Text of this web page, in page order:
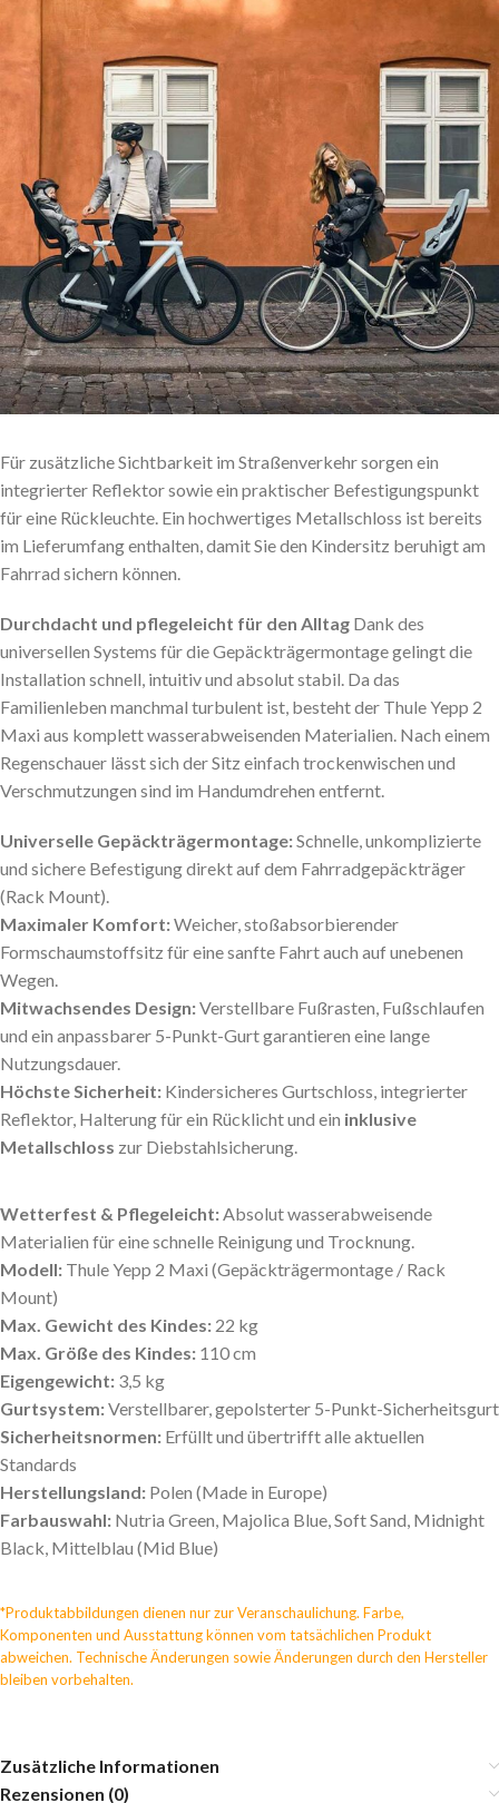
Für zusätzliche Sichtbarkeit im Straßenverkehr sorgen ein
integrierter Reflektor sowie ein praktischer Befestigungspunkt
für eine Rückleuchte. Ein hochwertiges Metallschloss ist bereits
im Lieferumfang enthalten, damit Sie den Kindersitz beruhigt am
Fahrrad sichern können.
Durchdacht und pflegeleicht für den Alltag Dank des
universellen Systems für die Gepäckträgermontage gelingt die
Installation schnell, intuitiv und absolut stabil. Da das
Familienleben manchmal turbulent ist, besteht der Thule Yepp 2
Maxi aus komplett wasserabweisenden Materialien. Nach einem
Regenschauer lässt sich der Sitz einfach trockenwischen und
Verschmutzungen sind im Handumdrehen entfernt.
Universelle Gepäckträgermontage:Schnelle, unkomplizierte
und sichere Befestigung direkt auf dem Fahrradgepäckträger
(Rack Mount).
Maximaler Komfort:Weicher, stoßabsorbierender
Formschaumstoffsitz für eine sanfte Fahrt auch auf unebenen
Wegen.
Mitwachsendes Design:Verstellbare Fußrasten, Fußschlaufen
und ein anpassbarer 5-Punkt-Gurt garantieren eine lange
Nutzungsdauer.
Höchste Sicherheit: Kindersicheres Gurtschloss, integrierter
Reflektor, Halterung für ein Rücklicht und ein inklusive
Metallschloss zur Diebstahlsicherung.
Wetterfest & Pflegeleicht:Absolut wasserabweisende
Materialien für eine schnelle Reinigung und Trocknung.
Modell: Thule Yepp 2 Maxi (Gepäckträgermontage / Rack
Mount)
Max. Gewicht des Kindes: 22 kg
Max. Größe des Kindes: 110 cm
Eigengewicht: 3,5 kg
Gurtsystem:Verstellbarer, gepolsterter 5-Punkt-Sicherheitsgurt
Sicherheitsnormen: Erfüllt und übertrifft alle aktuellen
Standards
Herstellungsland: Polen (Made in Europe)
Farbauswahl: Nutria Green, Majolica Blue, Soft Sand, Midnight
Black, Mittelblau (Mid Blue)
*Produktabbildungen dienen nur zur Veranschaulichung. Farbe,
Komponenten und Ausstattung können vom tatsächlichen Produkt
abweichen. Technische Änderungen sowie Änderungen durch den Hersteller
bleiben vorbehalten.
Zusätzliche Informationen
Rezensionen (0)